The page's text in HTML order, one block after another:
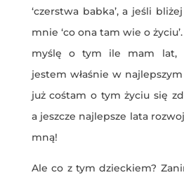
‘czerstwa babka’, a jeśli
mnie ‘co ona tam wie o
myślę o tym ile mam lat,
jestem właśnie w
już cośtam o tym życiu się
a jeszcze najlepsze lata
mną!
Ale co z tym dzieckiem?